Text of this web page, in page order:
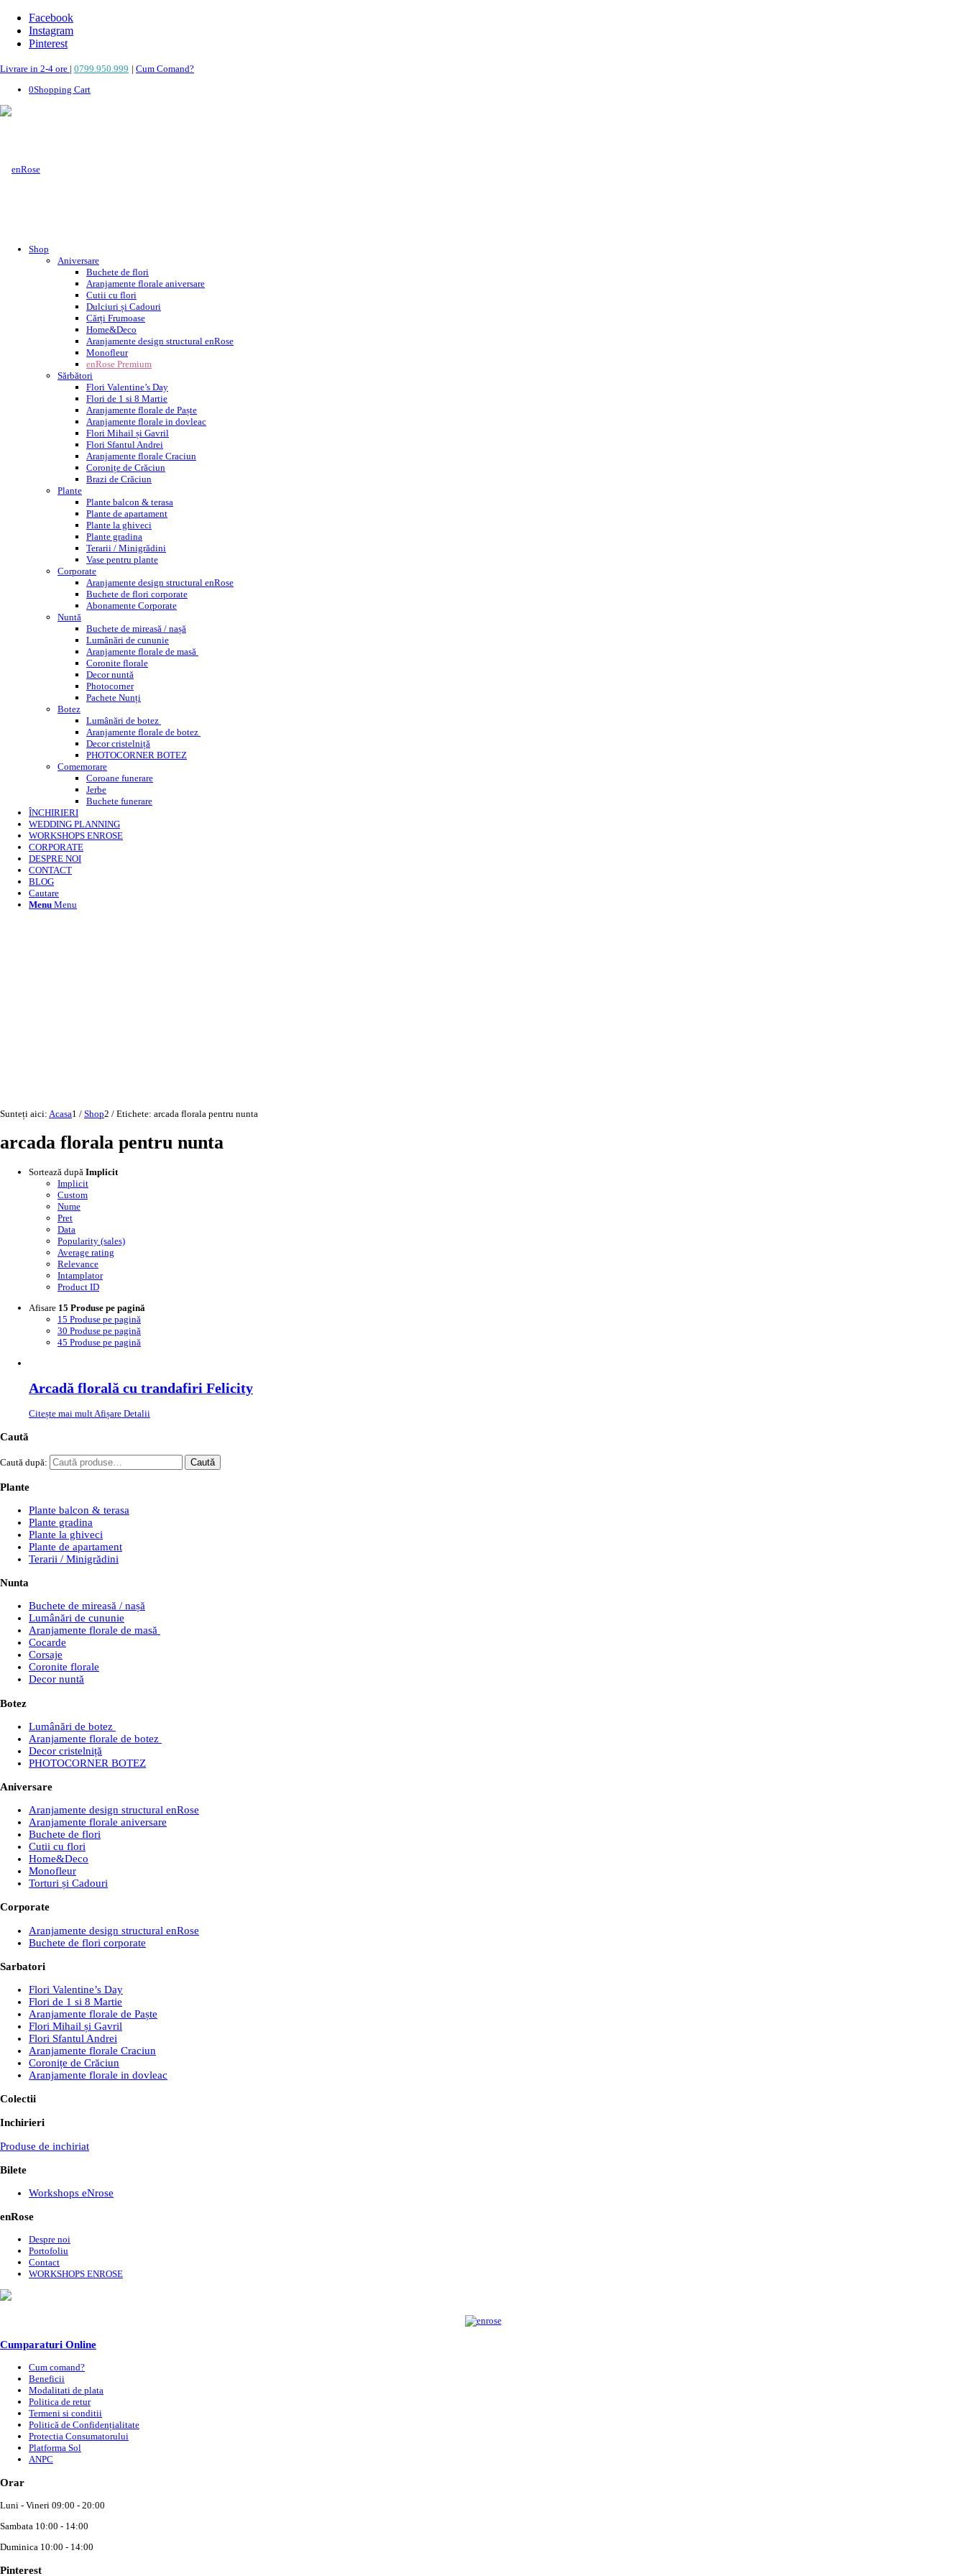
Facebook
Instagram
Pinterest
Livrare in 2-4 ore | 0799.950.999 | Cum Comand?
0Shopping Cart
Shop
Aniversare
Buchete de flori
Aranjamente florale aniversare
Cutii cu flori
Dulciuri și Cadouri
Cărți Frumoase
Home&Deco
Aranjamente design structural enRose
Monofleur
enRose Premium
Sărbători
Flori Valentine’s Day
Flori de 1 si 8 Martie
Aranjamente florale de Paște
Aranjamente florale in dovleac
Flori Mihail și Gavril
Flori Sfantul Andrei
Aranjamente florale Craciun
Coronițe de Crăciun
Brazi de Crăciun
Plante
Plante balcon & terasa
Plante de apartament
Plante la ghiveci
Plante gradina
Terarii / Minigrădini
Vase pentru plante
Corporate
Aranjamente design structural enRose
Buchete de flori corporate
Abonamente Corporate
Nuntă
Buchete de mireasă / nașă
Lumânări de cununie
Aranjamente florale de masă
Coronite florale
Decor nuntă
Photocorner
Pachete Nunți
Botez
Lumânări de botez
Aranjamente florale de botez
Decor cristelniță
PHOTOCORNER BOTEZ
Comemorare
Coroane funerare
Jerbe
Buchete funerare
ÎNCHIRIERI
WEDDING PLANNING
WORKSHOPS ENROSE
CORPORATE
DESPRE NOI
CONTACT
BLOG
Cautare
Menu Menu
Sunteți aici: Acasa1 / Shop2 / Etichete: arcada florala pentru nunta
arcada florala pentru nunta
Sortează după Implicit
Implicit
Custom
Nume
Pret
Data
Popularity (sales)
Average rating
Relevance
Intamplator
Product ID
Afisare 15 Produse pe pagină
15 Produse pe pagină
30 Produse pe pagină
45 Produse pe pagină
Arcadă florală cu trandafiri Felicity
Citește mai multAfișare Detalii
Caută
Caută după: Caută
Plante
Plante balcon & terasa
Plante gradina
Plante la ghiveci
Plante de apartament
Terarii / Minigrădini
Nunta
Buchete de mireasă / nașă
Lumânări de cununie
Aranjamente florale de masă
Cocarde
Corsaje
Coronite florale
Decor nuntă
Botez
Lumânări de botez
Aranjamente florale de botez
Decor cristelniță
PHOTOCORNER BOTEZ
Aniversare
Aranjamente design structural enRose
Aranjamente florale aniversare
Buchete de flori
Cutii cu flori
Home&Deco
Monofleur
Torturi și Cadouri
Corporate
Aranjamente design structural enRose
Buchete de flori corporate
Sarbatori
Flori Valentine’s Day
Flori de 1 si 8 Martie
Aranjamente florale de Paște
Flori Mihail și Gavril
Flori Sfantul Andrei
Aranjamente florale Craciun
Coronițe de Crăciun
Aranjamente florale in dovleac
Colectii
Inchirieri
Produse de inchiriat
Bilete
Workshops eNrose
enRose
Despre noi
Portofoliu
Contact
WORKSHOPS ENROSE
Cumparaturi Online
Cum comand?
Beneficii
Modalitati de plata
Politica de retur
Termeni si conditii
Politică de Confidențialitate
Protectia Consumatorului
Platforma Sol
ANPC
Orar
Luni - Vineri 09:00 - 20:00
Sambata 10:00 - 14:00
Duminica 10:00 - 14:00
Pinterest